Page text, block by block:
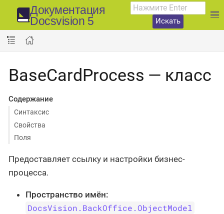
Документация
Docsvision 5
Искать
BaseCardProcess — класс
Содержание
Синтаксис
Свойства
Поля
Предоставляет ссылку и настройки бизнес-
процесса.
Пространство имён:
DocsVision.BackOffice.ObjectModel